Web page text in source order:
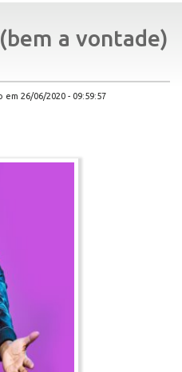
a vontade)
26/06/2020 - 09:59:57